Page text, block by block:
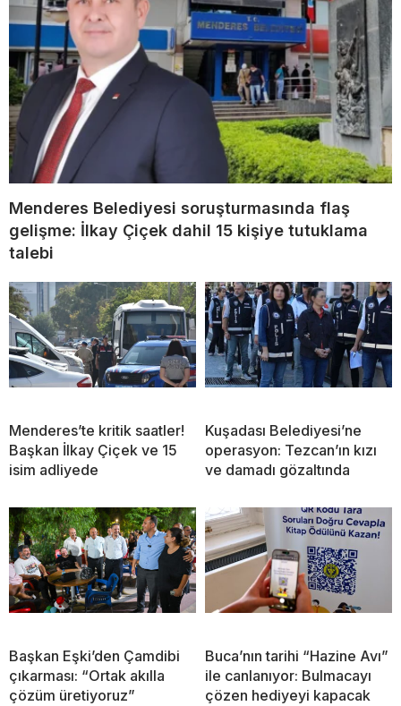
Menderes Belediyesi soruşturmasında flaş
gelişme: İlkay Çiçek dahil 15 kişiye tutuklama
talebi
Menderes’te kritik saatler!
Başkan İlkay Çiçek ve 15
isim adliyede
Kuşadası Belediyesi’ne
operasyon: Tezcan’ın kızı
ve damadı gözaltında
Başkan Eşki’den Çamdibi
çıkarması: “Ortak akılla
çözüm üretiyoruz”
Buca’nın tarihi “Hazine Avı”
ile canlanıyor: Bulmacayı
çözen hediyeyi kapacak